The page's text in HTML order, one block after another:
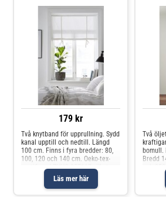
179 kr
Läs mer här
Två knytband för upprullning. Sydd
kanal upptill och nedtill. Längd
100 cm. Finns i fyra bredder: 80,
100, 120 och 140 cm. Oeko-tex-
certifierad ZHHO 057117 vilket
innebär att produkten har testats
och uppfyller Oeko-tex krav för att
inte orsaka några
Två
Bredd
och
med
hela